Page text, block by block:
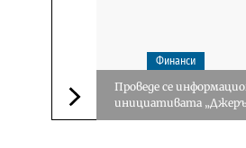
Следваща новина
Финанси
Проведе се
инициативата